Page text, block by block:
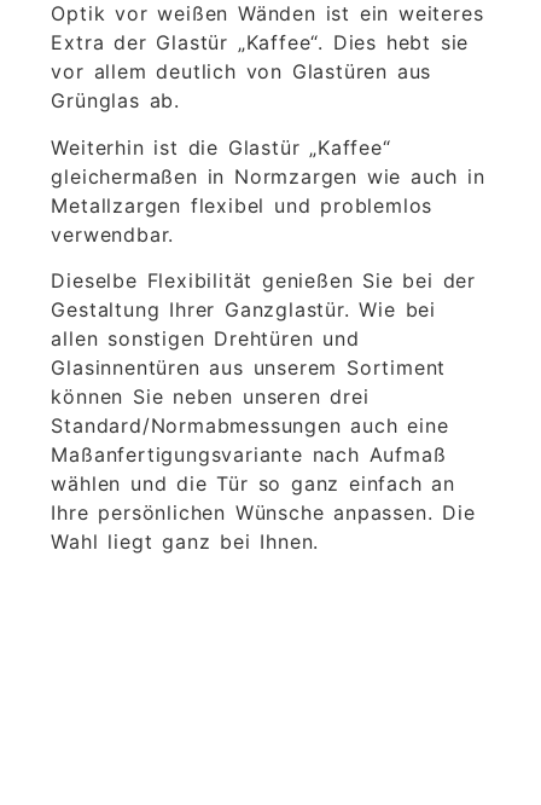
Optik vor weißen Wänden ist ein weiteres
Extra der Glastür „Kaffee“. Dies hebt sie
vor allem deutlich von Glastüren aus
Grünglas ab.
Weiterhin ist die Glastür „Kaffee“
gleichermaßen in Normzargen wie auch in
Metallzargen flexibel und problemlos
verwendbar.
Dieselbe Flexibilität genießen Sie bei der
Gestaltung Ihrer Ganzglastür. Wie bei
allen sonstigen Drehtüren und
Glasinnentüren aus unserem Sortiment
können Sie neben unseren drei
Standard/Normabmessungen auch eine
Maßanfertigungsvariante nach Aufmaß
wählen und die Tür so ganz einfach an
Ihre persönlichen Wünsche anpassen. Die
Wahl liegt ganz bei Ihnen.